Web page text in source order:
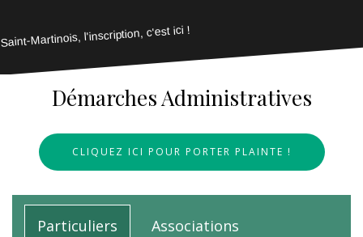
Saint-Martinois, l'inscription, c'est ici !
Démarches Administratives
CLIQUEZ ICI POUR PORTER PLAINTE !
Particuliers Associations